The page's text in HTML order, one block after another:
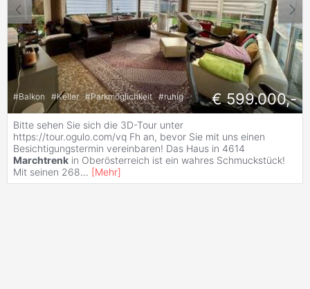
#Balkon #Keller #Parkmöglichkeit #ruhig € 599.000,-
Bitte sehen Sie sich die 3D-Tour unter
https://tour.ogulo.com/vq Fh an, bevor Sie mit uns einen
Besichtigungstermin vereinbaren! Das Haus in 4614
Marchtrenk in Oberösterreich ist ein wahres Schmuckstück!
Mit seinen 268... [Mehr]